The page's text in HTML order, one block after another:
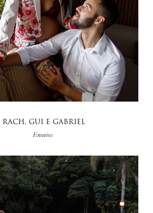
RACH, GUI E GABRIEL
Ensaios